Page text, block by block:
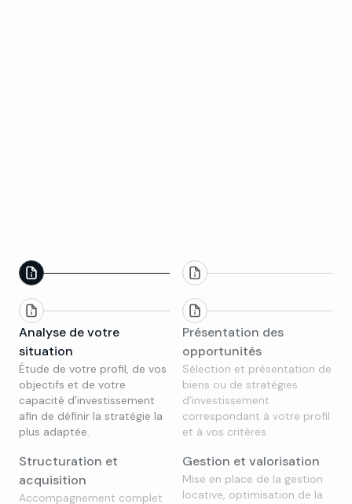
Analyse de votre
situation
Étude de votre profil, de vos
objectifs et de votre
capacité d’investissement
afin de définir la stratégie la
plus adaptée.
Présentation des
opportunités
Sélection et présentation de
biens ou de stratégies
d’investissement
correspondant à votre profil
et à vos critères.
Structuration et
acquisition
Accompagnement complet
Gestion et valorisation
Mise en place de la gestion
locative, optimisation de la